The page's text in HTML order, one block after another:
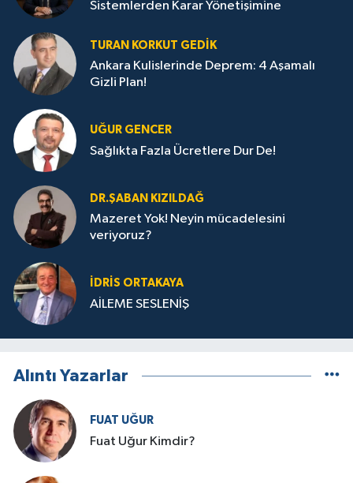
Sistemlerden Karar Yönetişimine
TURAN KORKUT GEDIK
Ankara Kulislerinde Deprem: 4 Aşamalı
Gizli Plan!
UĞUR GENCER
Sağlıkta Fazla Ücretlere Dur De!
DR.ŞABAN KIZILDAĞ
Mazeret Yok! Neyin mücadelesini
veriyoruz?
İDRIS ORTAKAYA
AİLEME SESLENİŞ
Alıntı Yazarlar
FUAT UĞUR
Fuat Uğur Kimdir?